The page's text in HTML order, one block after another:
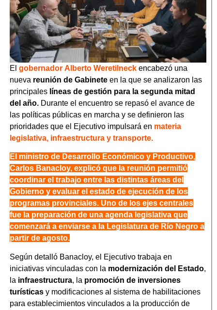
El gobernador Alberto Weretilneck encabezó una
nueva reunión de Gabinete en la que se analizaron las
principales líneas de gestión para la segunda mitad
del año. Durante el encuentro se repasó el avance de
las políticas públicas en marcha y se definieron las
prioridades que el Ejecutivo impulsará en materia
legislativa, infraestructura y transporte.
El ministro de Desarrollo Económico y Productivo,
Carlos Banacloy, explicó que la reunión permitió
coordinar el trabajo entre las distintas áreas del
Gobierno y evaluar el estado de ejecución de los
programas provinciales. Uno de los ejes centrales
fue la preparación de una agenda legislativa que
comenzará a enviarse a la Legislatura de Río Negro a
partir de agosto.
Según detalló Banacloy, el Ejecutivo trabaja en
iniciativas vinculadas con la modernización del Estado,
la infraestructura, la promoción de inversiones
turísticas y modificaciones al sistema de habilitaciones
para establecimientos vinculados a la producción de